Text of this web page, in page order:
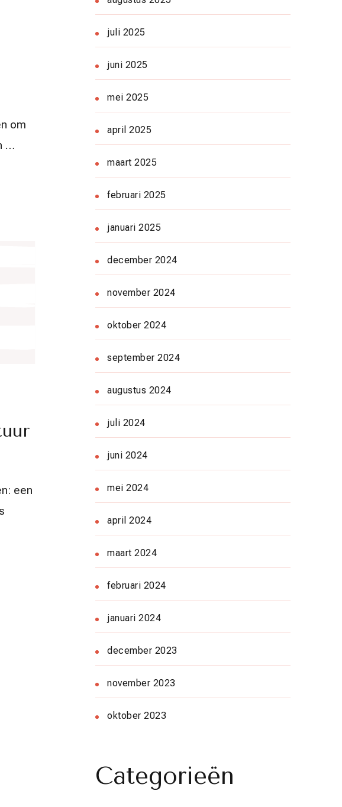
om
…
een
juli 2025
juni 2025
mei 2025
april 2025
maart 2025
februari 2025
januari 2025
december 2024
november 2024
oktober 2024
september 2024
augustus 2024
juli 2024
juni 2024
mei 2024
april 2024
maart 2024
februari 2024
januari 2024
december 2023
november 2023
oktober 2023
Categorieën